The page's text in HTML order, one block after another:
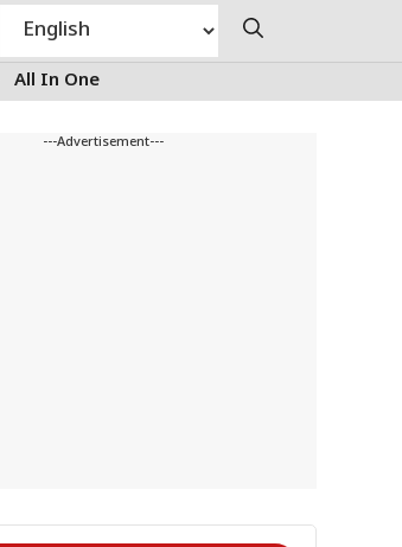
All In One
---Advertisement---